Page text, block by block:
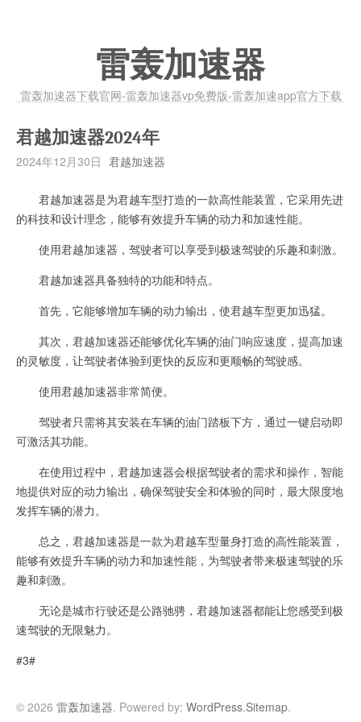
雷轰加速器
雷轰加速器下载官网-雷轰加速器vp免费版-雷轰加速app官方下载
君越加速器2024年
2024年12月30日 君越加速器
君越加速器是为君越车型打造的一款高性能装置，它采用先进
的科技和设计理念，能够有效提升车辆的动力和加速性能。
使用君越加速器，驾驶者可以享受到极速驾驶的乐趣和刺激。
君越加速器具备独特的功能和特点。
首先，它能够增加车辆的动力输出，使君越车型更加迅猛。
其次，君越加速器还能够优化车辆的油门响应速度，提高加速
的灵敏度，让驾驶者体验到更快的反应和更顺畅的驾驶感。
使用君越加速器非常简便。
驾驶者只需将其安装在车辆的油门踏板下方，通过一键启动即
可激活其功能。
在使用过程中，君越加速器会根据驾驶者的需求和操作，智能
地提供对应的动力输出，确保驾驶安全和体验的同时，最大限度地
发挥车辆的潜力。
总之，君越加速器是一款为君越车型量身打造的高性能装置，
能够有效提升车辆的动力和加速性能，为驾驶者带来极速驾驶的乐
趣和刺激。
无论是城市行驶还是公路驰骋，君越加速器都能让您感受到极
速驾驶的无限魅力。
#3#
© 2026 雷轰加速器. Powered by: WordPress.Sitemap.